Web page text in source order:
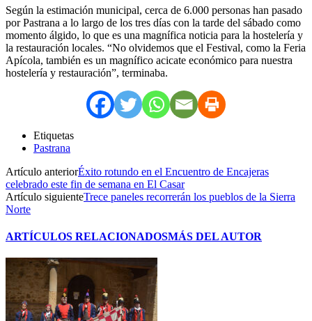
Según la estimación municipal, cerca de 6.000 personas han pasado
por Pastrana a lo largo de los tres días con la tarde del sábado como
momento álgido, lo que es una magnífica noticia para la hostelería y
la restauración locales. “No olvidemos que el Festival, como la Feria
Apícola, también es un magnífico acicate económico para nuestra
hostelería y restauración”, terminaba.
Etiquetas
Pastrana
Artículo anteriorÉxito rotundo en el Encuentro de Encajeras
celebrado este fin de semana en El Casar
Artículo siguienteTrece paneles recorrerán los pueblos de la Sierra
Norte
ARTÍCULOS RELACIONADOSMÁS DEL AUTOR